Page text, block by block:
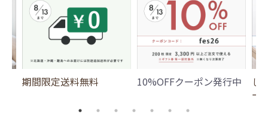
期間限定送料無料 10%OFFクーポン発行中
じ
ー